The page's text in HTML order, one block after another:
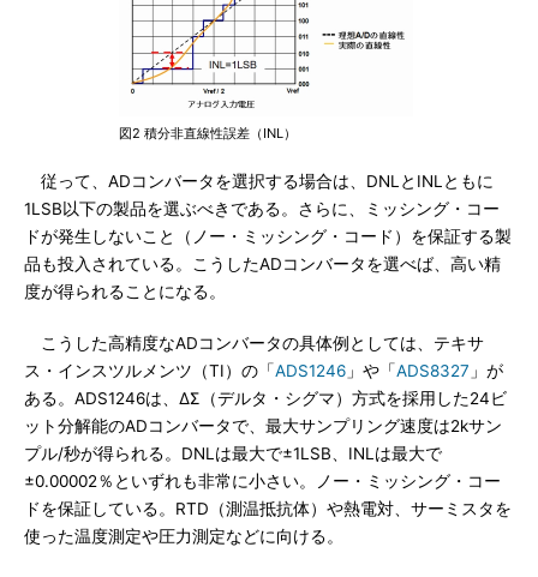
図2 積分非直線性誤差（INL）
従って、ADコンバータを選択する場合は、DNLとINLともに
1LSB以下の製品を選ぶべきである。さらに、ミッシング・コー
ドが発生しないこと（ノー・ミッシング・コード）を保証する製
品も投入されている。こうしたADコンバータを選べば、高い精
度が得られることになる。
こうした高精度なADコンバータの具体例としては、テキサ
ス・インスツルメンツ（TI）の「ADS1246 」や「ADS8327 」が
ある。ADS1246は、ΔΣ（デルタ・シグマ）方式を採用した24ビ
ット分解能のADコンバータで、最大サンプリング速度は2kサン
プル/秒が得られる。DNLは最大で±1LSB、INLは最大で
±0.00002％といずれも非常に小さい。ノー・ミッシング・コー
ドを保証している。RTD（測温抵抗体）や熱電対、サーミスタを
使った温度測定や圧力測定などに向ける。